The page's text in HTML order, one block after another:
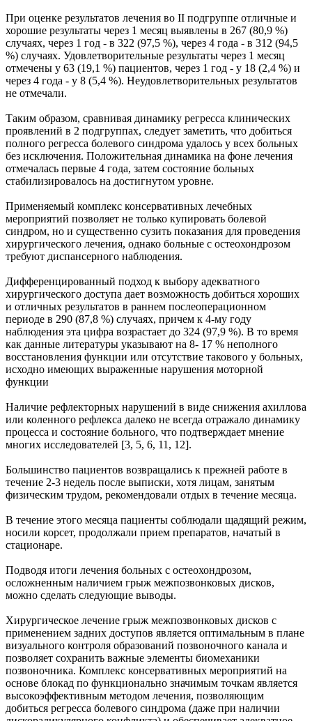
При оценке результатов лечения во II подгруппе отличные и
хорошие результаты через 1 месяц выявлены в 267 (80,9 %)
случаях, через 1 год - в 322 (97,5 %), через 4 года - в 312 (94,5
%) случаях. Удовлетворительные результаты через 1 месяц
отмечены у 63 (19,1 %) пациентов, через 1 год - у 18 (2,4 %) и
через 4 года - у 8 (5,4 %). Неудовлетворительных результатов
не отмечали.
Таким образом, сравнивая динамику регресса клинических
проявлений в 2 подгруппах, следует заметить, что добиться
полного регресса болевого синдрома удалось у всех больных
без исключения. Положительная динамика на фоне лечения
отмечалась первые 4 года, затем состояние больных
стабилизировалось на достигнутом уровне.
Применяемый комплекс консервативных лечебных
мероприятий позволяет не только купировать болевой
синдром, но и существенно сузить показания для проведения
хирургического лечения, однако больные с остеохондрозом
требуют диспансерного наблюдения.
Дифференцированный подход к выбору адекватного
хирургического доступа дает возможность добиться хороших
и отличных результатов в раннем послеоперационном
периоде в 290 (87,8 %) случаях, причем к 4-му году
наблюдения эта цифра возрастает до 324 (97,9 %). В то время
как данные литературы указывают на 8- 17 % неполного
восстановления функции или отсутствие такового у больных,
исходно имеющих выраженные нарушения моторной
функции
Наличие рефлекторных нарушений в виде снижения ахиллова
или коленного рефлекса далеко не всегда отражало динамику
процесса и состояние больного, что подтверждает мнение
многих исследователей [3, 5, 6, 11, 12].
Большинство пациентов возвращались к прежней работе в
течение 2-3 недель после выписки, хотя лицам, занятым
физическим трудом, рекомендовали отдых в течение месяца.
В течение этого месяца пациенты соблюдали щадящий режим,
носили корсет, продолжали прием препаратов, начатый в
стационаре.
Подводя итоги лечения больных с остеохондрозом,
осложненным наличием грыж межпозвонковых дисков,
можно сделать следующие выводы.
Хирургическое лечение грыж межпозвонковых дисков с
применением задних доступов является оптимальным в плане
визуального контроля образований позвоночного канала и
позволяет сохранить важные элементы биомеханики
позвоночника. Комплекс консервативных мероприятий на
основе блокад по функционально значимым точкам является
высокоэффективным методом лечения, позволяющим
добиться регресса болевого синдрома (даже при наличии